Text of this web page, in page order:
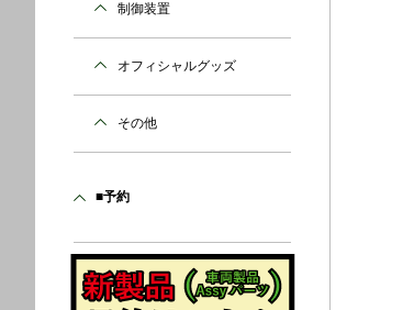
制御装置
オフィシャルグッズ
その他
■予約